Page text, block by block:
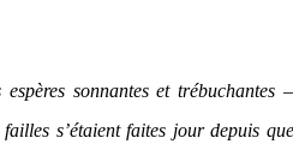
sonnantes et trébuchantes
s’étaient faites jour depuis